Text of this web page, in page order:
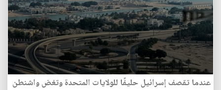
عندما تقصف إسرائيل حليفًا للولايات المتحدة وتغض واشنطن